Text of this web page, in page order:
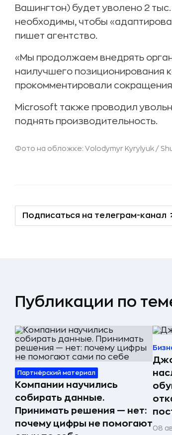
Вашингтон) будет уволено 2
необходимы, чтобы
пишет агентство.
«Мы продолжаем внедрять
наилучшего позиционирования
прокомментировали
Microsoft также проводил
поднять производительность.
Фото на обложке: Volodymyr Kyrylyuk /
Подписаться на телеграм-канал
Публикации по
Партнёрский материал
Компании научились
собирать данные.
Принимать решения — нет:
почему цифры не помогают08